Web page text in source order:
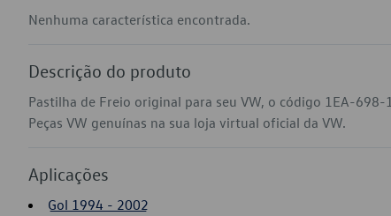
Nenhuma característica encontrada.
Descrição do produto
Pastilha de Freio original para seu VW, o código 1EA-698-
Peças VW genuínas na sua loja virtual oficial da VW.
Aplicações
Gol 1994 - 2002